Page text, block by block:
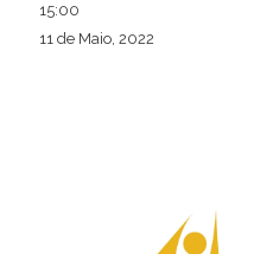
15:00
11 de Maio, 2022